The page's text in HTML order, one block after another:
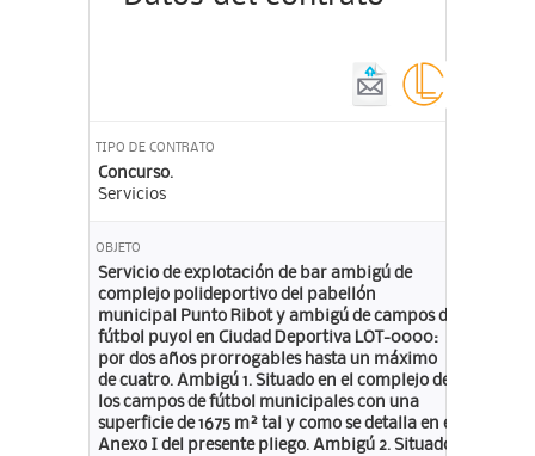
TIPO DE CONTRATO
Concurso.
Servicios
OBJETO
Servicio de explotación de bar ambigú de
complejo polideportivo del pabellón
municipal Punto Ribot y ambigú de campos de
fútbol puyol en Ciudad Deportiva LOT-0000:
por dos años prorrogables hasta un máximo
de cuatro. Ambigú 1. Situado en el complejo de
los campos de fútbol municipales con una
superficie de 1675 m² tal y como se detalla en el
Anexo I del presente pliego. Ambigú 2. Situado